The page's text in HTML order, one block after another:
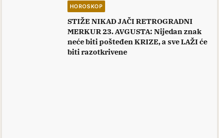
HOROSKOP
STIŽE NIKAD JAČI RETROGRADNI
MERKUR 23. AVGUSTA: Nijedan znak
neće biti pošteđen KRIZE, a sve LAŽI će
biti razotkrivene